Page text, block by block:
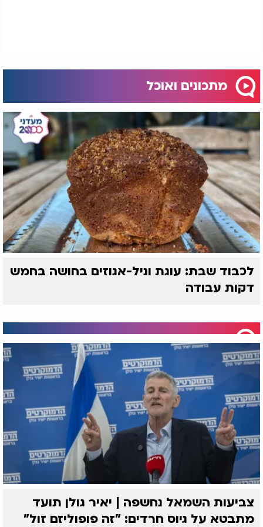
מתכונים ואוכל
לכבוד שבת: עוגת וניל-אגוזים בחושה בחמש
דקות עבודה
צביעות השמאל נחשפה | יאיר גולן תועד
מתבטא על גיוס חרדים: "זה פופוליזם זול"